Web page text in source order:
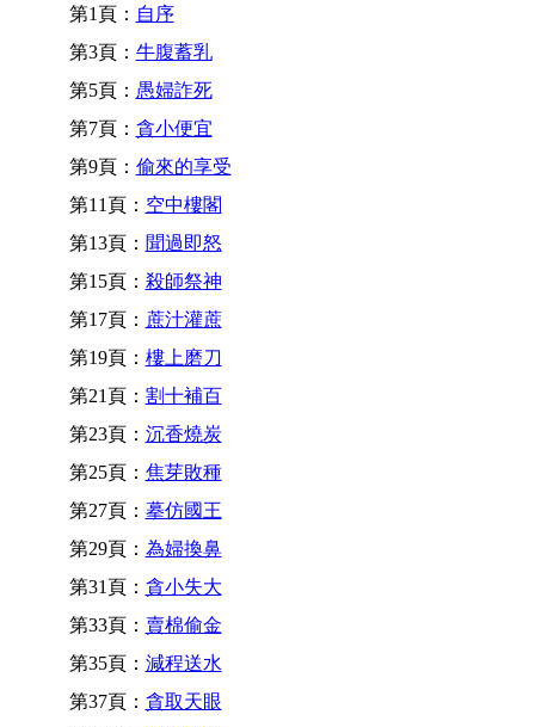
第1頁： 自序
第3頁： 牛腹蓄乳
第5頁： 愚婦詐死
第7頁： 貪小便宜
第9頁： 偷來的享受
第11頁： 空中樓閣
第13頁： 聞過即怒
第15頁： 殺師祭神
第17頁： 蔗汁灌蔗
第19頁： 樓上磨刀
第21頁： 割十補百
第23頁： 沉香燒炭
第25頁： 焦芽敗種
第27頁： 摹仿國王
第29頁： 為婦換鼻
第31頁： 貪小失大
第33頁： 賣棉偷金
第35頁： 減程送水
第37頁： 貪取天眼